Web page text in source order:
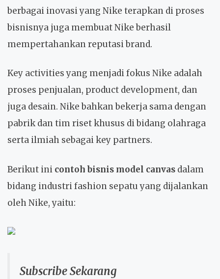
berbagai inovasi yang Nike terapkan di proses
bisnisnya juga membuat Nike berhasil
mempertahankan reputasi brand.
Key activities yang menjadi fokus Nike adalah
proses penjualan, product development, dan
juga desain. Nike bahkan bekerja sama dengan
pabrik dan tim riset khusus di bidang olahraga
serta ilmiah sebagai key partners.
Berikut ini contoh bisnis model canvas dalam
bidang industri fashion sepatu yang dijalankan
oleh Nike, yaitu:
Subscribe Sekarang